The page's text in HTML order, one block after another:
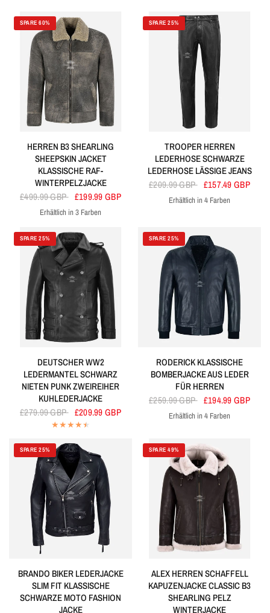
SPARE 60%
HERREN B3 SHEARLING
SHEEPSKIN JACKET
KLASSISCHE RAF-
WINTERPELZJACKE
£499.99 GBP £199.99 GBP
Jahrgang
Schwarz
Cenepese
Erhältlich in 3 Farben
SPARE 25%
TROOPER HERREN
LEDERHOSE SCHWARZE
LEDERHOSE LÄSSIGE JEANS
£209.99 GBP £157.49 GBP
Schwarz
KirscheGrüner Jahrgang
Braun
Erhältlich in 4 Farben
SPARE 25%
DEUTSCHER WW2
LEDERMANTEL SCHWARZ
NIETEN PUNK ZWEIREIHER
KUHLEDERJACKE
£279.99 GBP £209.99 GBP
SPARE 25%
RODERICK KLASSISCHE
BOMBERJACKE AUS LEDER
FÜR HERREN
£259.99 GBP £194.99 GBP
Marine
BraunSchwarz
Kirsche
Erhältlich in 4 Farben
SPARE 25%
BRANDO BIKER LEDERJACKE
SLIM FIT KLASSISCHE
SCHWARZE MOTO FASHION
JACKE
SPARE 49%
ALEX HERREN SCHAFFELL
KAPUZENJACKE CLASSIC B3
SHEARLING PELZ
WINTERJACKE